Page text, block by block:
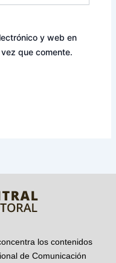
y web en
que comente.
los contenidos
de Comunicación